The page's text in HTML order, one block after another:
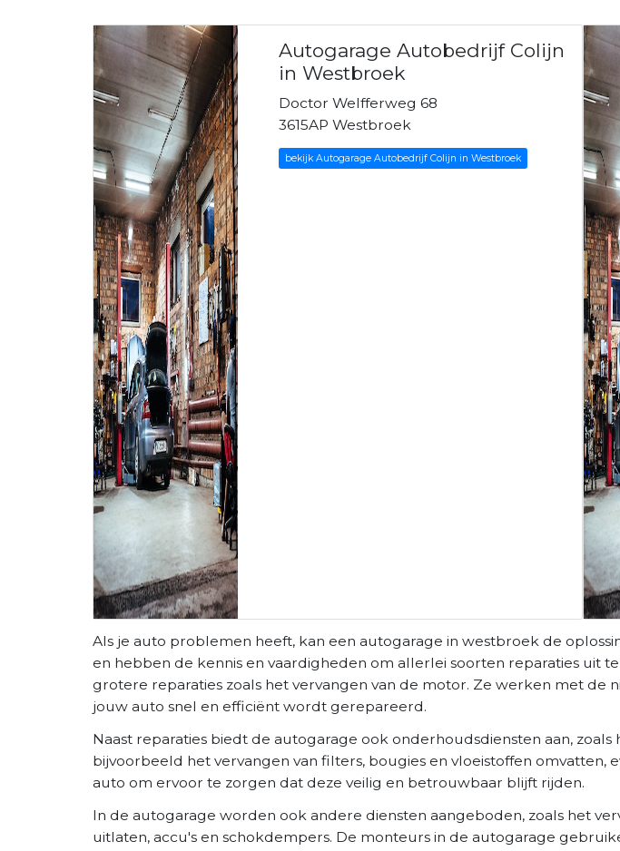
Autogarage Autobedrijf Colijn
in Westbroek
Doctor Welfferweg 68
3615AP Westbroek
bekijk Autogarage Autobedrijf Colijn in Westbroek
Als je auto problemen heeft, kan een autogarage in westbroek de
en hebben de kennis en vaardigheden om allerlei soorten reparaties uit
grotere reparaties zoals het vervangen van de motor. Ze werken met
jouw auto snel en efficiënt wordt gerepareerd.
Naast reparaties biedt de autogarage ook onderhoudsdiensten aan,
bijvoorbeeld het vervangen van filters, bougies en vloeistoffen
auto om ervoor te zorgen dat deze veilig en betrouwbaar blijft rijden.
In de autogarage worden ook andere diensten aangeboden, zoals het
uitlaten, accu's en schokdempers. De monteurs in de autogarage